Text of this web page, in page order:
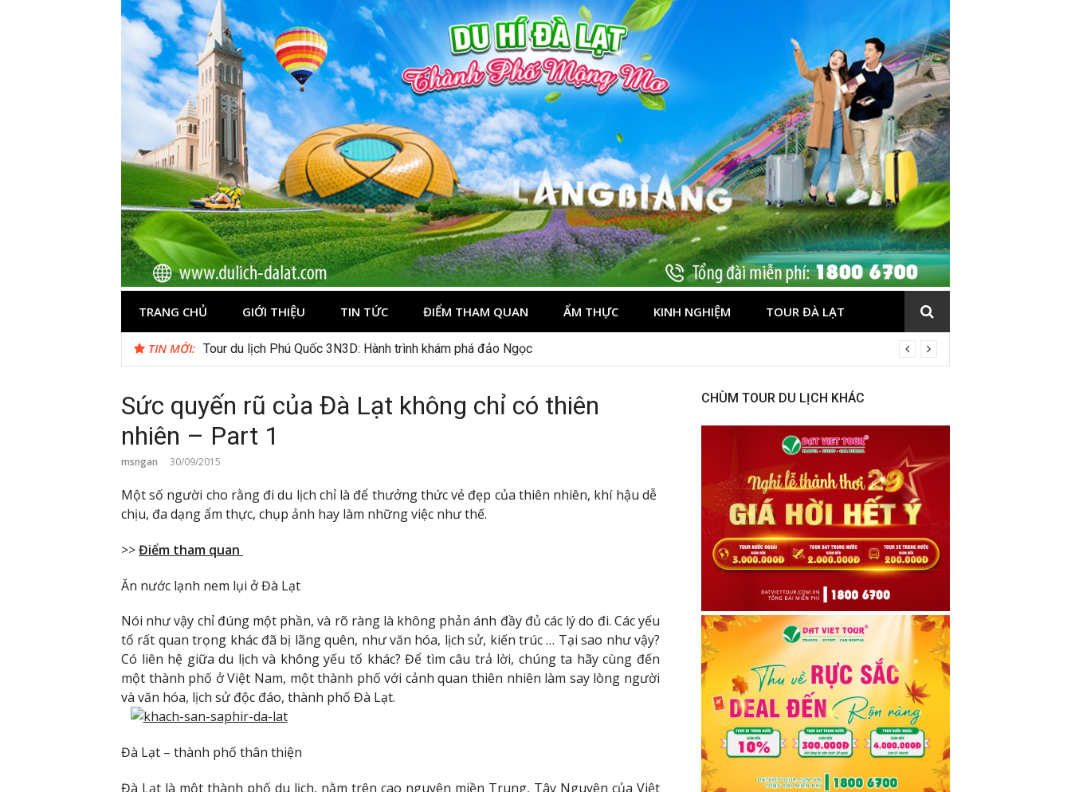
Du lịch Đà Lạt
TRANG CHỦ GIỚI THIỆU TIN TỨC ĐIỂM THAM QUAN ẨM THỰC KINH NGHIỆM TOUR ĐÀ LẠT
TIN MỚI: Tour du lịch Phú Quốc 3N3D: Hành trình khám phá đảo Ngọc
Sức quyến rũ của Đà Lạt không chỉ có thiên
nhiên – Part 1
msngan 30/09/2015
Một số người cho rằng đi du lịch chỉ là để thưởng thức vẻ đẹp của thiên nhiên, khí hậu dễ ​​
chịu, đa dạng ẩm thực, chụp ảnh hay làm những việc như thế.
>>Điểm tham quan
Ăn nước lạnh nem lụi ở Đà Lạt
Nói như vậy chỉ đúng một phần, và rõ ràng là không phản ánh đầy đủ các lý do đi. Các yếu
tố rất quan trọng khác đã bị lãng quên, như văn hóa, lịch sử, kiến ​​trúc … Tại sao như vậy?
Có liên hệ giữa du lịch và không yếu tố khác? Để tìm câu trả lời, chúng ta hãy cùng đến
một thành phố ở Việt Nam, một thành phố với cảnh quan thiên nhiên làm say lòng người
và văn hóa, lịch sử độc đáo, thành phố Đà Lạt.
Đà Lạt – thành phố thân thiện
Đà Lạt là một thành phố du lịch, nằm trên cao nguyên miền Trung, Tây Nguyên của Việt
CHÙM TOUR DU LỊCH KHÁC